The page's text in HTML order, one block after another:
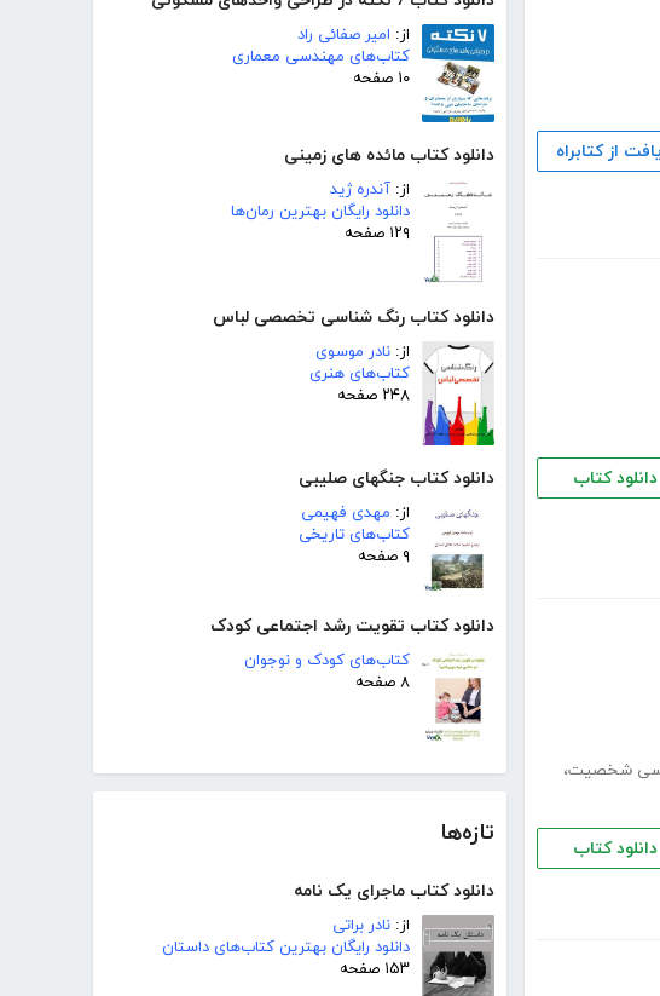
از: امیر صفائی راد
کتاب‌های مهندسی معماری
۱۰ صفحه
دانلود کتاب مائده های زمینی
از: آندره ژید
دانلود رایگان بهترین رمان‌ها
۱۲۹ صفحه
دانلود کتاب رنگ شناسى تخصصى لباس
از: نادر موسوی
کتاب‌های هنری
۲۴۸ صفحه
دانلود کتاب جنگهای صلیبی
از: مهدی فهیمی
کتاب‌های تاریخی
۹ صفحه
دانلود کتاب تقویت رشد اجتماعی کودک
کتاب‌های کودک و نوجوان
۸ صفحه
تازه‌ها
دانلود کتاب ماجرای یک نامه
از: نادر براتی
دانلود رایگان بهترین کتاب‌های داستان
۱۵۳ صفحه
از کتابراه
دانلود کتاب
شخصیت،
دانلود کتاب